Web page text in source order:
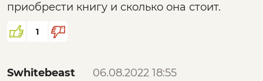
приобрести книгу и сколько она стоит.
1
Swhitebeast
06.08.2022 18:55